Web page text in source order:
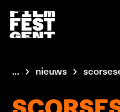
... nieuws